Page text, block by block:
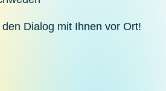
Dialog mit Ihnen vor Ort!